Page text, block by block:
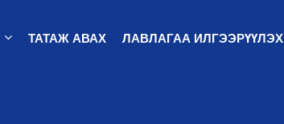
ТАТАЖ АВАХ ЛАВЛАГАА ИЛГЭЭРҮҮЛЭХ